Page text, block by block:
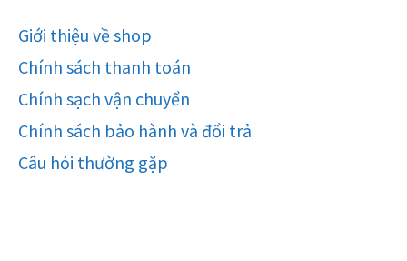
Giới thiệu về shop
Chính sách thanh toán
Chính sạch vận chuyển
Chính sách bảo hành và đổi trả
Câu hỏi thường gặp